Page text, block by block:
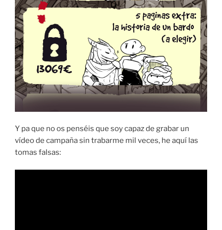
Y pa que no os penséis que soy capaz de grabar un
vídeo de campaña sin trabarme mil veces, he aquí las
tomas falsas: